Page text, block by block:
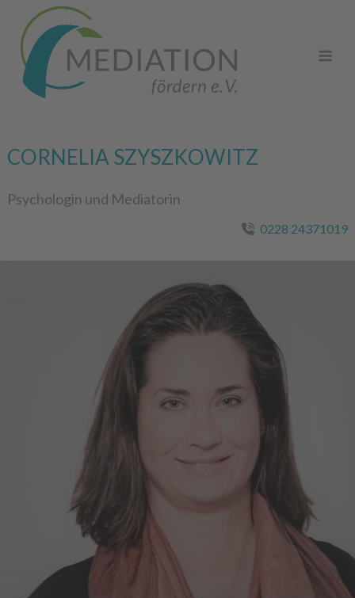
content
CORNELIA SZYSZKOWITZ
Psychologin und Mediatorin
0228 24371019